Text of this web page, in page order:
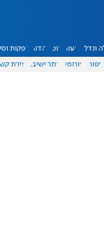
ונדל"ן דעות אוכל יהדות הפקות
ספורט פורומים אתר ישיבה יצירת קשר